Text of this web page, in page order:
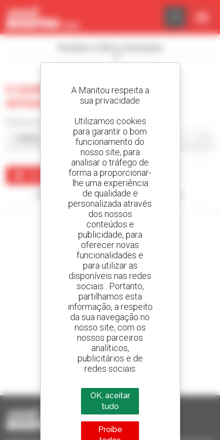
0 usado equipamento de
armazenagem
Criar um alerta
Nenhum resultado corresponde à sua pesquisa.
Crie os seus alertas
e receba anúncios de equipamentos usados
800 concessionários
A Manitou em todo o mundo
1 em cada 4 telescópicos
Painel de Gerenciamento de Cookies
A Manitou respeita a
sua privacidade
Utilizamos cookies
para garantir o bom
funcionamento do
nosso site, para
analisar o tráfego de
forma a proporcionar-
lhe uma experiência
de qualidade e
personalizada através
dos nossos
conteúdos e
publicidade, para
oferecer novas
funcionalidades e
para utilizar as
disponíveis nas redes
sociais . Portanto,
partilhamos esta
informação, a respeito
da sua navegação no
nosso site, com os
nossos parceiros
analíticos,
publicitários e de
redes sociais
OK, aceitar
tudo
Proíbe